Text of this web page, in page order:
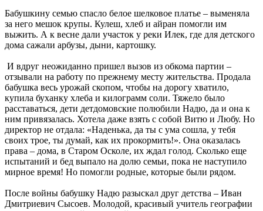
Бабушкину семью спасло белое шелковое платье – выменяла
за него мешок крупы. Кулеш, хлеб и айран помогли им
выжить. А к весне дали участок у реки Илек, где для детского
дома сажали арбузы, дыни, картошку.
И вдруг неожиданно пришел вызов из обкома партии –
отзывали на работу по прежнему месту жительства. Продала
бабушка весь урожай скопом, чтобы на дорогу хватило,
купила буханку хлеба и килограмм соли. Тяжело было
расставаться, дети детдомовские полюбили Надю, да и она к
ним привязалась. Хотела даже взять с собой Витю и Любу. Но
директор не отдала: «Наденька, да ты с ума сошла, у тебя
своих трое, ты думай, как их прокормить!». Она оказалась
права – дома, в Старом Осколе, их ждал голод. Сколько еще
испытаний и бед выпало на долю семьи, пока не наступило
мирное время! Но помогли родные, которые были рядом.
После войны бабушку Надю разыскал друг детства – Иван
Дмитриевич Сысоев. Молодой, красивый учитель географии